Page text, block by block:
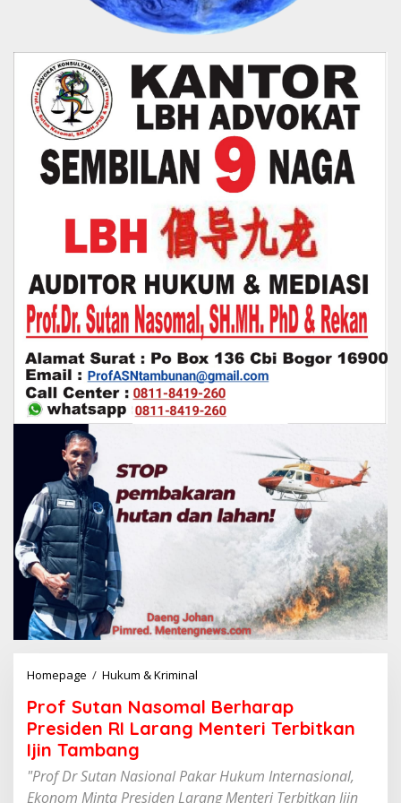
Homepage / Hukum & Kriminal
o
f
S
t
Prof Sutan Nasomal Berharap
Presiden RI Larang Menteri Terbitkan
Ijin Tambang
"Prof Dr Sutan Nasional Pakar Hukum Internasional,
Ekonom Minta Presiden Larang Menteri Terbitkan Ijin